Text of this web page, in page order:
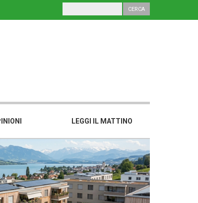
LEGGI IL MATTINO